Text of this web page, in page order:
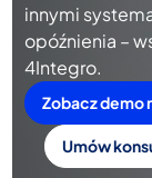
innymi
opóźnienia –
4Integro.
Zobacz demo
Umów